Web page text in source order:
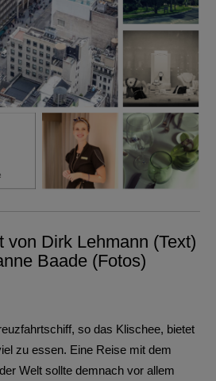
von Dirk Lehmann (Text)
Baade (Fotos)
so das Klischee, bietet
zu essen. Eine Reise mit dem
Welt sollte demnach vor allem